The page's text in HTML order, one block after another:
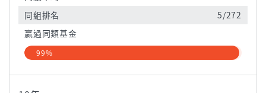
同組排名
5/272
贏過同類基金
99%